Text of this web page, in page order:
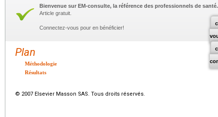
Bienvenue sur EM-consulte, la référence des professionnels de santé.
Article gratuit.
Connectez-vous pour en bénéficier!
Plan
Méthodologie
Résultats
© 2007 Elsevier Masson SAS. Tous droits réservés.